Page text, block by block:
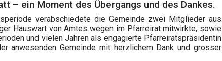
– ein Moment des Übergangs und des Dankes.
verabschiedete die Gemeinde zwei Mitglieder aus
Hauswart von Amtes wegen im Pfarreirat mitwirkte, sowie
und vielen Jahren als engagierte Pfarreiratspräsidentin
anwesenden Gemeinde mit herzlichem Dank und grosser